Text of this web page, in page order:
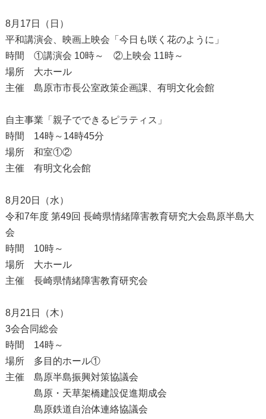
8月17日（日）
平和講演会、映画上映会「今日も咲く花のように」
時間 ①講演会 10時～ ②上映会 11時～
場所 大ホール
主催 島原市市長公室政策企画課、有明文化会館
自主事業「親子でできるピラティス」
時間 14時～14時45分
場所 和室①②
主催 有明文化会館
8月20日（水）
令和7年度 第49回 長崎県情緒障害教育研究大会島原半島大
会
時間 10時～
場所 大ホール
主催 長崎県情緒障害教育研究会
8月21日（木）
3会合同総会
時間 14時～
場所 多目的ホール①
主催 島原半島振興対策協議会
島原・天草架橋建設促進期成会
島原鉄道自治体連絡協議会